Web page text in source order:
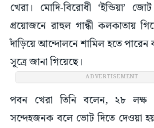
খেরা। মোদি-বিরোধী ‘ইন্ডিয়া’
প্রয়োজনে রাহুল গান্ধী কলকাতায়
দাঁড়িয়ে আন্দোলনে শামিল হতে
সূত্রে জানা গিয়েছে।
ADVERTISEMENT
পবন খেরা তিনি বলেন, ২৮ লক্ষ
সন্দেহজনক বলে ভোট দিতে দেওয়া